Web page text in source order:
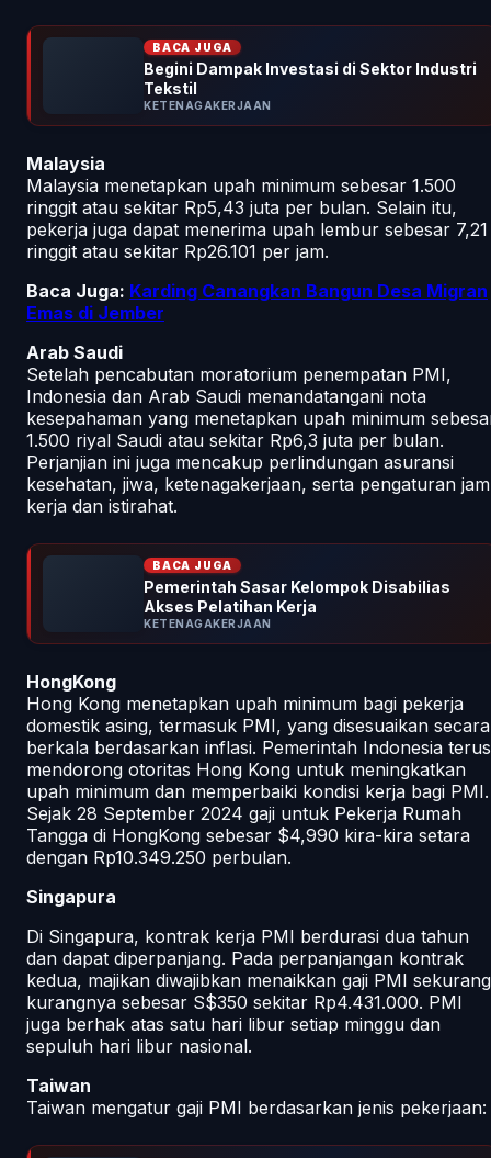
BACA JUGA
Begini Dampak Investasi di Sektor Industri
Tekstil
KETENAGAKERJAAN
Malaysia
Malaysia menetapkan upah minimum sebesar 1.500
ringgit atau sekitar Rp5,43 juta per bulan. Selain itu,
pekerja juga dapat menerima upah lembur sebesar 7,21
ringgit atau sekitar Rp26.101 per jam.
Baca Juga: Karding Canangkan Bangun Desa Migran
Emas di Jember
Arab Saudi
Setelah pencabutan moratorium penempatan PMI,
Indonesia dan Arab Saudi menandatangani nota
kesepahaman yang menetapkan upah minimum
1.500 riyal Saudi atau sekitar Rp6,3 juta per bulan.
Perjanjian ini juga mencakup perlindungan asuransi
kesehatan, jiwa, ketenagakerjaan, serta pengaturan jam
kerja dan istirahat.
BACA JUGA
Pemerintah Sasar Kelompok Disabilias
Akses Pelatihan Kerja
KETENAGAKERJAAN
HongKong
Hong Kong menetapkan upah minimum bagi pekerja
domestik asing, termasuk PMI, yang disesuaikan secara
berkala berdasarkan inflasi. Pemerintah Indonesia terus
mendorong otoritas Hong Kong untuk meningkatkan
upah minimum dan memperbaiki kondisi kerja bagi PMI.
Sejak 28 September 2024 gaji untuk Pekerja Rumah
Tangga di HongKong sebesar $4,990 kira-kira setara
dengan Rp10.349.250 perbulan.
Singapura
Di Singapura, kontrak kerja PMI berdurasi dua tahun
dan dapat diperpanjang. Pada perpanjangan kontrak
kedua, majikan diwajibkan menaikkan gaji PMI
kurangnya sebesar S$350 sekitar Rp4.431.000. PMI
juga berhak atas satu hari libur setiap minggu dan
sepuluh hari libur nasional.
Taiwan
Taiwan mengatur gaji PMI berdasarkan jenis pekerjaan: